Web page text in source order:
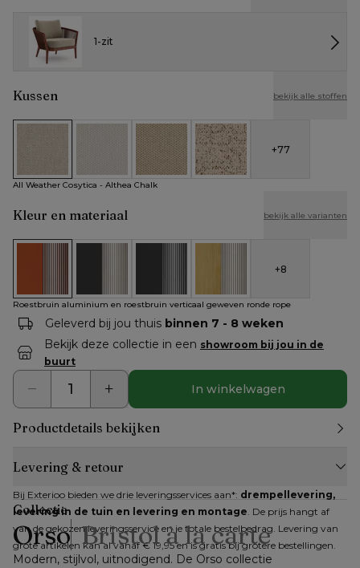
1-zit
Kussen bekijk alle stoffen
All Weather Cosytica - Althea Chalk
All Weather Cosytica - Althea Off White
All Weather Cosytica - Althea Camel
All Weather Cosytica - Bora
+77
All Weather Cosytica - Althea Chalk
Kleur en materiaal bekijk alle varianten
Roestbruin aluminium en roestbruin verticaal geweven
Zwart aluminium en beige verticaal geweven
Zwart aluminium en zwart verticaal
Teak en beige verticaal
+8
Roestbruin aluminium en roestbruin verticaal geweven ronde rope
Geleverd bij jou thuis binnen 7 - 8 weken
Bekijk deze collectie in een showroom bij jou in de
buurt
In winkelwagen
Productdetails bekijken
Levering & retour
Bij Exterioo bieden we drie leveringsservices aan*: drempellevering,
levering in de tuin en levering en montage. De prijs hangt af
van de gekozen leveringsservice en je totale bestelbedrag. Levering van
grote artikelen kan al vanaf € 19,95 en is gratis bij grotere bestellingen.
Collectie
Orso Bristol à la carte
Modern, stijlvol, uitnodigend. De Orso collectie